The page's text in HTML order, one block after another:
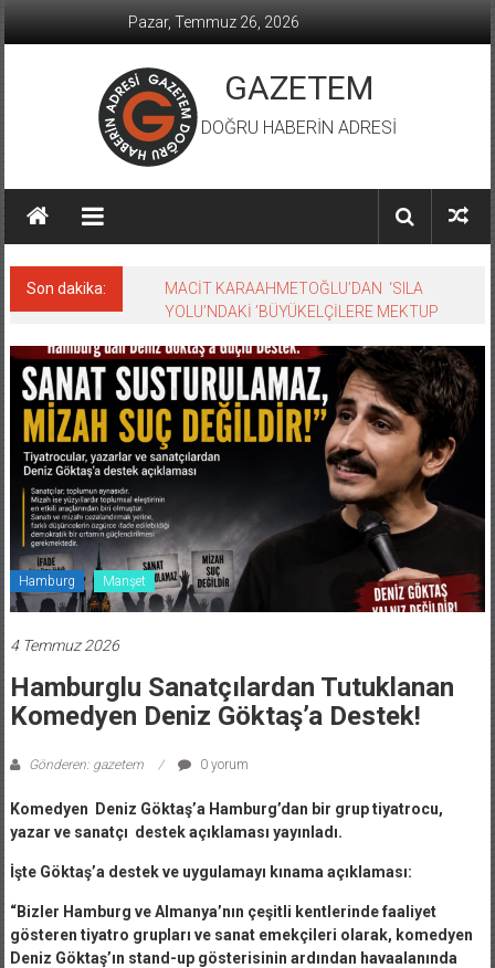
Pazar, Temmuz 26, 2026
GAZETEM
DOĞRU HABERİN ADRESİ
Son dakika:
MACİT KARAAHMETOĞLU’DAN ‘SILA
YOLU’NDAKİ ’BÜYÜKELÇİLERE MEKTUP
Hamburg Manşet
4 Temmuz 2026
Hamburglu Sanatçılardan Tutuklanan
Komedyen Deniz Göktaş’a Destek!
Gönderen: gazetem 0 yorum
Komedyen Deniz Göktaş’a Hamburg’dan bir grup tiyatrocu,
yazar ve sanatçı destek açıklaması yayınladı.
İşte Göktaş’a destek ve uygulamayı kınama açıklaması:
“Bizler Hamburg ve Almanya’nın çeşitli kentlerinde faaliyet
gösteren tiyatro grupları ve sanat emekçileri olarak, komedyen
Deniz Göktaş’ın stand-up gösterisinin ardından havaalanında